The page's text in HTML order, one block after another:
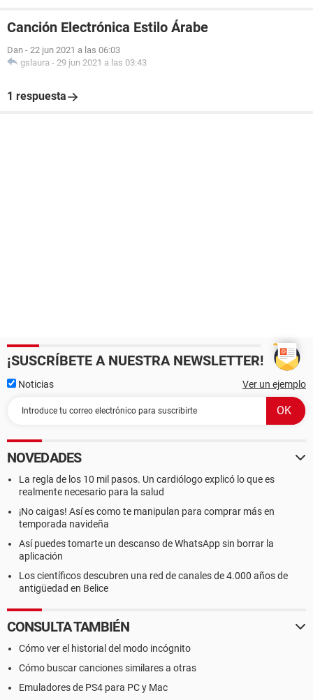
Canción Electrónica Estilo Árabe
Dan - 22 jun 2021 a las 06:03
gslaura - 29 jun 2021 a las 03:43
1 respuesta
¡SUSCRÍBETE A NUESTRA NEWSLETTER!
Noticias Ver un ejemplo
NOVEDADES
La regla de los 10 mil pasos. Un cardiólogo explicó lo que es
realmente necesario para la salud
¡No caigas! Así es como te manipulan para comprar más en
temporada navideña
Así puedes tomarte un descanso de WhatsApp sin borrar la
aplicación
Los científicos descubren una red de canales de 4.000 años de
antigüedad en Belice
CONSULTA TAMBIÉN
Cómo ver el historial del modo incógnito
Cómo buscar canciones similares a otras
Emuladores de PS4 para PC y Mac